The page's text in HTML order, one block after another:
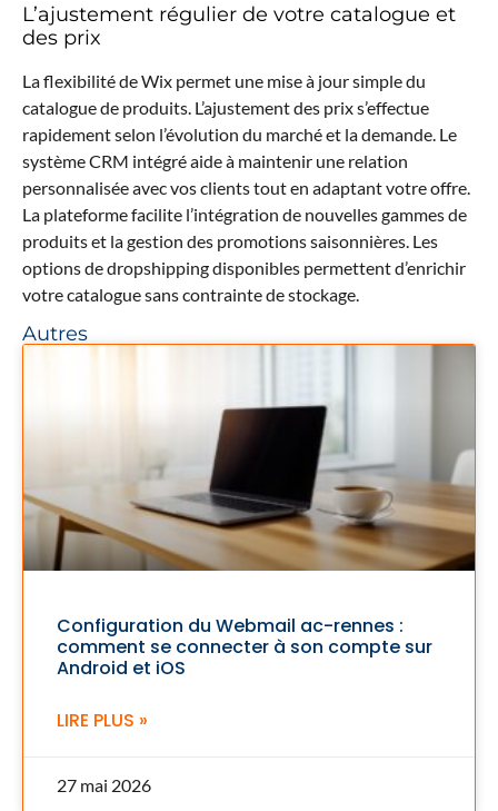
Autres
Configuration du Webmail ac-rennes :
comment se connecter à son compte sur
Android et iOS
LIRE PLUS »
27 mai 2026
L’ajustement régulier de votre catalogue et
des prix
La flexibilité de Wix permet une mise à jour simple du
catalogue de produits. L’ajustement des prix s’effectue
rapidement selon l’évolution du marché et la demande. Le
système CRM intégré aide à maintenir une relation
personnalisée avec vos clients tout en adaptant votre offre.
La plateforme facilite l’intégration de nouvelles gammes de
produits et la gestion des promotions saisonnières. Les
options de dropshipping disponibles permettent d’enrichir
votre catalogue sans contrainte de stockage.